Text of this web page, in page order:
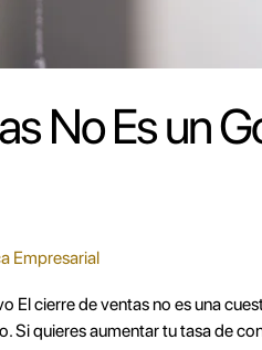
No Es un
Empresarial
El cierre de ventas no es una
quieres aumentar tu tasa de